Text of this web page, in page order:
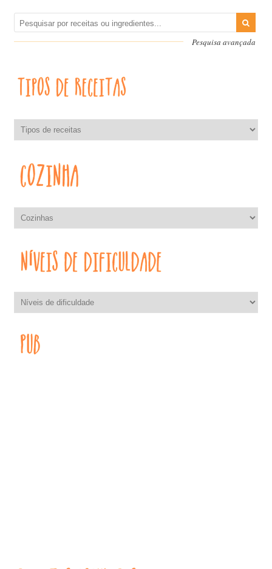
Pesquisa avançada